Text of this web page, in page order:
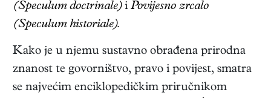
(Speculum doctrinale)i Povijesno zrcalo
(Speculum historiale).
Kako je u njemu sustavno obrađena prirodna
znanost te govorništvo, pravo i povijest, smatra
se najvećim enciklopedičkim priručnikom